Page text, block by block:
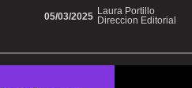
Laura Portillo
Direccion Editorial
05/03/2025